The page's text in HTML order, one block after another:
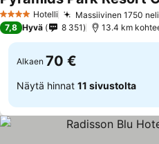
4 Tähtiluokitus
Hotelli Massiivinen 1750
7,8 Hyvä 8 351 13.4 km
Alkaen 70 €
Näytä hinnat 11 sivustolta